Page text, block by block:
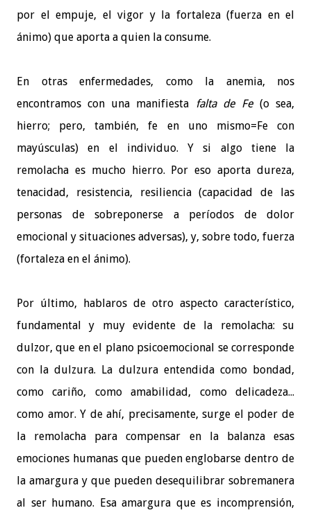
por el empuje, el vigor y la fortaleza (fuerza en el
ánimo) que aporta a quien la consume.
En otras enfermedades, como la anemia, nos
encontramos con una manifiesta
falta de Fe(o sea,
hierro; pero, también, fe en uno mismo=Fe con
mayúsculas) en el individuo. Y si algo tiene la
remolacha es mucho hierro. Por eso aporta dureza,
tenacidad, resistencia, resiliencia (capacidad de las
personas de sobreponerse a períodos de dolor
emocional y situaciones adversas), y, sobre todo, fuerza
(fortaleza en el ánimo).
Por último, hablaros de otro aspecto característico,
fundamental y muy evidente de la remolacha: su
dulzor, que en el plano psicoemocional se corresponde
con la dulzura. La dulzura entendida como bondad,
como cariño, como amabilidad, como delicadeza...
como amor. Y de ahí, precisamente, surge el poder de
la remolacha para compensar en la balanza esas
emociones humanas que pueden englobarse dentro de
la amargura y que pueden desequilibrar sobremanera
al ser humano. Esa amargura que es incomprensión,